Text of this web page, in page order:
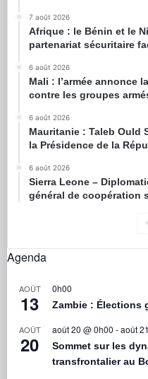
7 août 2026
Afrique : le Bénin et le
partenariat sécuritaire
6 août 2026
Mali : l’armée annonce
contre les groupes
6 août 2026
Mauritanie : Taleb Ould
la Présidence de la
6 août 2026
Sierra Leone –
général de coopération
Agenda
AOÛT
13
0h00
Zambie : Élections
AOÛT
20
août 20 @ 0h00 -août
Sommet sur les
transfrontalier au